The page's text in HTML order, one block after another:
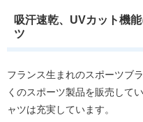
吸汗速乾、UVカット機
ツ
フランス生まれのスポーツブ
くのスポーツ製品を販売して
ャツは充実しています。